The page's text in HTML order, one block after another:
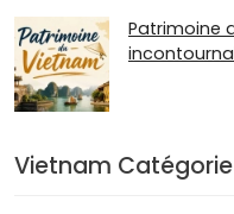
Patrimoine
Vietnam Catégorie